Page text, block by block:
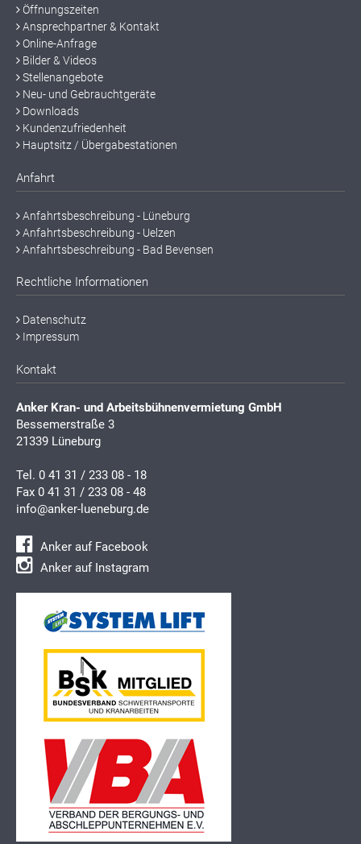
Öffnungszeiten
Ansprechpartner & Kontakt
Online-Anfrage
Bilder & Videos
Stellenangebote
Neu- und Gebrauchtgeräte
Downloads
Kundenzufriedenheit
Hauptsitz / Übergabestationen
Anfahrt
Anfahrtsbeschreibung - Lüneburg
Anfahrtsbeschreibung - Uelzen
Anfahrtsbeschreibung - Bad Bevensen
Rechtliche Informationen
Datenschutz
Impressum
Kontakt
Anker Kran- und Arbeitsbühnenvermietung GmbH
Bessemerstraße 3
21339 Lüneburg
Tel. 0 41 31 / 233 08 - 18
Fax 0 41 31 / 233 08 - 48
info@anker-lueneburg.de
Anker auf Facebook
Anker auf Instagram